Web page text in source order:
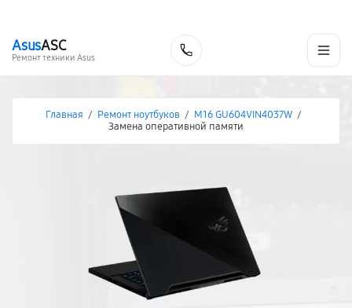
AsusASC
Ремонт техники Asus
Главная / Ремонт ноутбуков / M16 GU604VIN4037W /
Замена оперативной памяти